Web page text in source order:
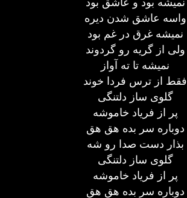
واسه عاشق شدن دیره
نمیشه غرق در غم بود
ولی از گریه رو گردوند
نمیشه تا ته آواز
فقط از ترس فردا خوند
گلوی ساز دلتنگی
پر از فریاد خاموشه
دوباره سر بده هق هق
بذار دست صدا رو شه
گلوی ساز دلتنگی
پر از فریاد خاموشه
دوباره سر بده هق هق